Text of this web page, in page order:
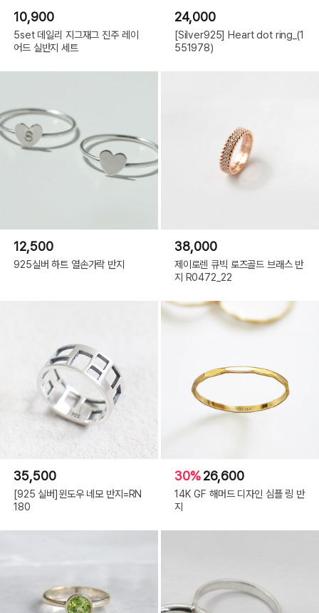
10,900
5set 데일리 지그재그 진주 레이
어드 실반지 세트
24,000
[Silver925] Heart dot ring_(1
551978)
12,500
925실버 하트 열손가락 반지
38,000
제이로렌 큐빅 로즈골드 브래스 반
지 R0472_22
35,500
[925 실버]윈도우 네모 반지=RN
180
30%26,600
14K GF 해머드 디자인 심플 링 반
지